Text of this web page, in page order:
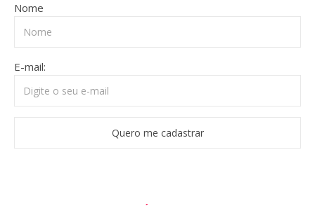
Nome
E-mail: